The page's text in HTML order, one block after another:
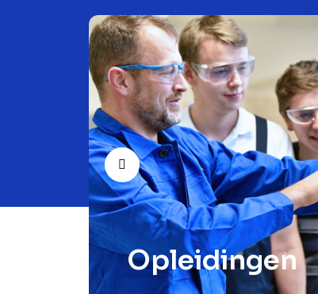
Opleidingen
Prev